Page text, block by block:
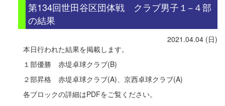
第134回世田谷区団体戦 クラブ男子１−４部
の結果
2021.04.04 (日)
本日行われた結果を掲載します。
１部優勝 赤堤卓球クラブ(B)
２部昇格 赤堤卓球クラブ(A)、京西卓球クラブ(A)
各ブロックの詳細はPDFをご覧ください。